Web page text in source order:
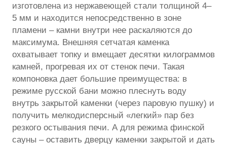
изготовлена из нержавеющей стали толщиной 4–
5 мм и находится непосредственно в зоне
пламени – камни внутри нее раскаляются до
максимума. Внешняя сетчатая каменка
охватывает топку и вмещает десятки килограммов
камней, прогревая их от стенок печи. Такая
компоновка дает большие преимущества: в
режиме русской бани можно плеснуть воду
внутрь закрытой каменки (через паровую пушку) и
получить мелкодисперсный «легкий» пар без
резкого остывания печи. А для режима финской
сауны – оставить дверцу каменки закрытой и дать